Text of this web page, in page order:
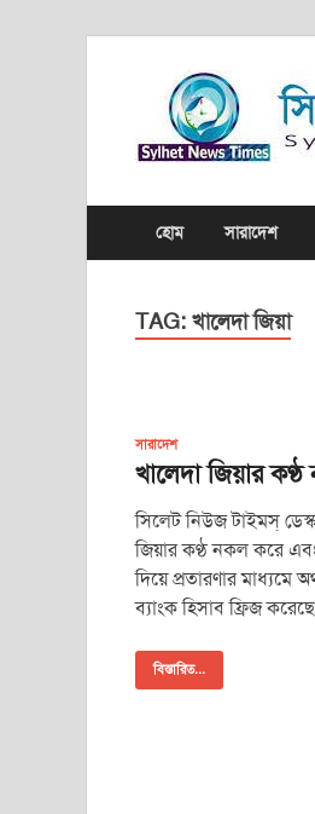
হোম সারাদেশ
TAG: খালেদা জিয়া
সারাদেশ
খালেদা জিয়ার
সিলেট নিউজ টাইমস্ ডেস্ক
জিয়ার কণ্ঠ নকল করে
দিয়ে প্রতারণার
ব্যাংক হিসাব ফ্রিজ
বিস্তারিত...